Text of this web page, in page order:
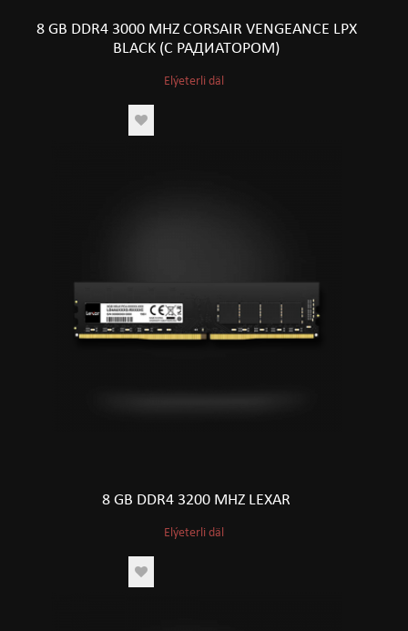
8 GB DDR4 3000 MHZ CORSAIR VENGEANCE LPX
BLACK (С РАДИАТОРОМ)
Elýeterli däl
8 GB DDR4 3200 MHZ LEXAR
Elýeterli däl